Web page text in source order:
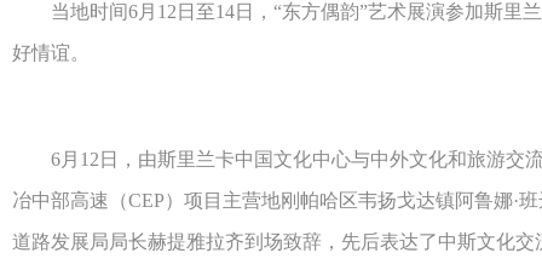
当地时间6月12日至14日，“东方偶韵”艺术展演参加斯里
好情谊。
6月12日，由斯里兰卡中国文化中心与中外文化和旅游交流
冶中部高速（CEP）项目主营地刚帕哈区韦扬戈达镇阿鲁娜·
道路发展局局长赫提雅拉齐到场致辞，先后表达了中斯文化